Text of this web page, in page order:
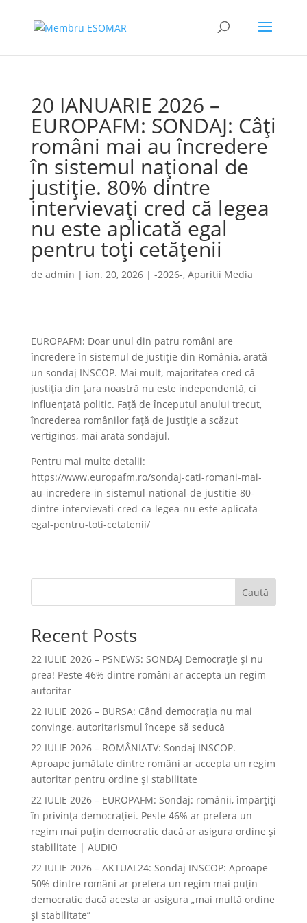
20 IANUARIE 2026 –
EUROPAFM: SONDAJ: Câți
români mai au încredere
în sistemul național de
justiție. 80% dintre
intervievați cred că legea
nu este aplicată egal
pentru toți cetățenii
de admin | ian. 20, 2026| -2026-, Aparitii Media
EUROPAFM: Doar unul din patru români are
încredere în sistemul de justiție din România, arată
un sondaj INSCOP. Mai mult, majoritatea cred că
justiția din țara noastră nu este independentă, ci
influențată politic. Față de începutul anului trecut,
încrederea românilor față de justiție a scăzut
vertiginos, mai arată sondajul.
Pentru mai multe detalii:
https://www.europafm.ro/sondaj-cati-romani-mai-
au-incredere-in-sistemul-national-de-justitie-80-
dintre-intervievati-cred-ca-legea-nu-este-aplicata-
egal-pentru-toti-cetatenii/
Caută
Recent Posts
22 IULIE 2026 – PSNEWS: SONDAJ Democrație și nu
prea! Peste 46% dintre români ar accepta un regim
autoritar
22 IULIE 2026 – BURSA: Când democraţia nu mai
convinge, autoritarismul începe să seducă
22 IULIE 2026 – ROMÂNIATV: Sondaj INSCOP.
Aproape jumătate dintre români ar accepta un regim
autoritar pentru ordine și stabilitate
22 IULIE 2026 – EUROPAFM: Sondaj: românii, împărțiți
în privința democrației. Peste 46% ar prefera un
regim mai puțin democratic dacă ar asigura ordine și
stabilitate | AUDIO
22 IULIE 2026 – AKTUAL24: Sondaj INSCOP: Aproape
50% dintre români ar prefera un regim mai puțin
democratic dacă acesta ar asigura „mai multă ordine
și stabilitate”